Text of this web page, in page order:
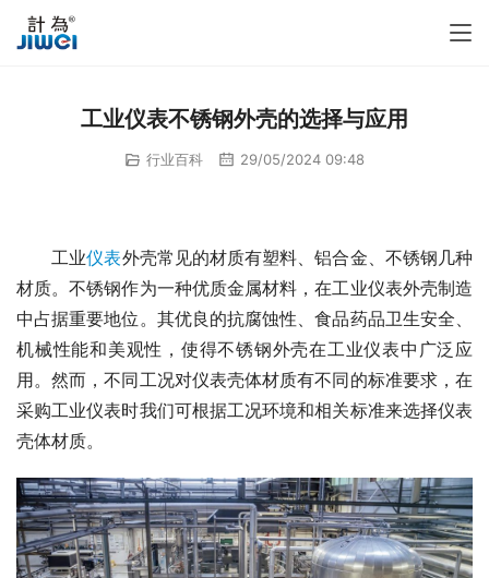
工业仪表不锈钢外壳的选择与应用
行业百科 29/05/2024 09:48
工业仪表外壳常见的材质有塑料、铝合金、不锈钢几种
材质。不锈钢作为一种优质金属材料，在工业仪表外壳制造
中占据重要地位。其优良的抗腐蚀性、食品药品卫生安全、
机械性能和美观性，使得不锈钢外壳在工业仪表中广泛应
用。然而，不同工况对仪表壳体材质有不同的标准要求，在
采购工业仪表时我们可根据工况环境和相关标准来选择仪表
壳体材质。